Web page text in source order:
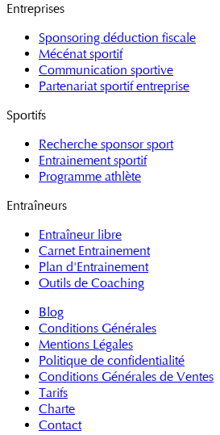
Entreprises
Sponsoring déduction fiscale
Mécénat sportif
Communication sportive
Partenariat sportif entreprise
Sportifs
Recherche sponsor sport
Entrainement sportif
Programme athlète
Entraîneurs
Entraîneur libre
Carnet Entrainement
Plan d'Entrainement
Outils de Coaching
Blog
Conditions Générales
Mentions Légales
Politique de confidentialité
Conditions Générales de Ventes
Tarifs
Charte
Contact